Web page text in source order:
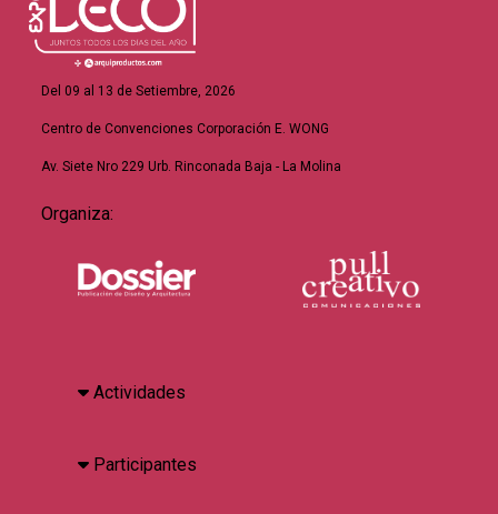
Del 09 al 13 de Setiembre, 2026
Centro de Convenciones Corporación E. WONG
Av. Siete Nro 229 Urb. Rinconada Baja - La Molina
Organiza:
Actividades
Participantes